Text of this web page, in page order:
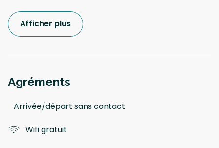
Afficher plus
Agréments
Arrivée/départ sans contact
Wifi gratuit